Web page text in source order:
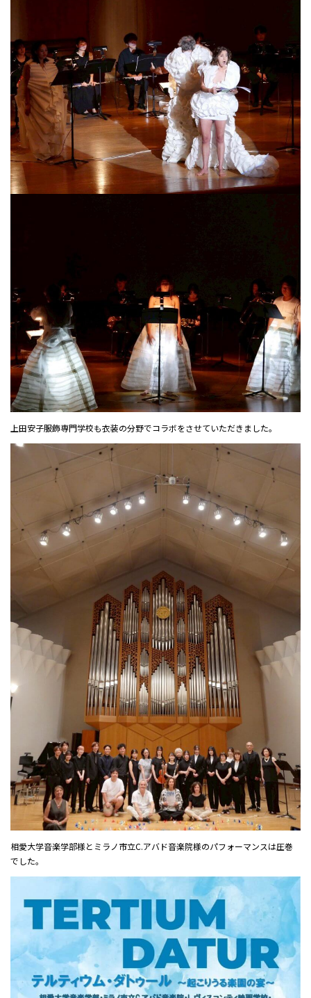
上田安子服飾専門学校も衣装の分野でコラボをさせていただきました。
相愛大学音楽学部様とミラノ市立C.アバド音楽院様のパフォーマンスは圧巻
でした。